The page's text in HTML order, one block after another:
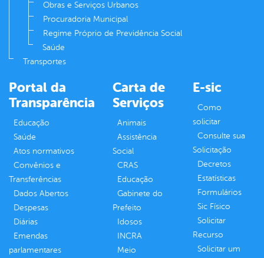
Obras e Serviços Urbanos
Procuradoria Municipal
Regime Próprio de Previdência Social
Saúde
Transportes
Portal da
Transparência
Educação
Saúde
Atos normativos
Convênios e
Transferências
Dados Abertos
Despesas
Diárias
Emendas
parlamentares
Carta de
Serviços
Animais
Assistência
Social
CRAS
Educação
Gabinete do
Prefeito
Idosos
INCRA
Meio
E-sic
Como
solicitar
Consulte sua
Solicitação
Decretos
Estatísticas
Formulários
Sic Físico
Solicitar
Recurso
Solicitar um